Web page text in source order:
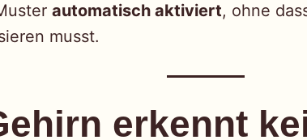
automatisch aktiviert, ohne
musst.
erkennt